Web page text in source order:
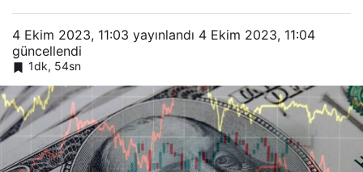
4 Ekim 2023, 11:03 yayınlandı 4 Ekim 2023, 11:04
güncellendi
1dk, 54sn